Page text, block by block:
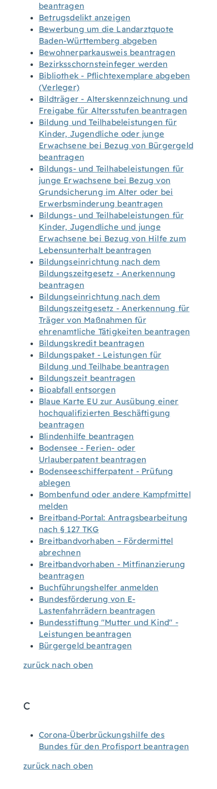
beantragen
Betrugsdelikt anzeigen
Bewerbung um die Landarztquote
Baden-Württemberg abgeben
Bewohnerparkausweis beantragen
Bezirksschornsteinfeger werden
Bibliothek - Pflichtexemplare abgeben
(Verleger)
Bildträger - Alterskennzeichnung und
Freigabe für Altersstufen beantragen
Bildung und Teilhabeleistungen für
Kinder, Jugendliche oder junge
Erwachsene bei Bezug von Bürgergeld
beantragen
Bildungs- und Teilhabeleistungen für
junge Erwachsene bei Bezug von
Grundsicherung im Alter oder bei
Erwerbsminderung beantragen
Bildungs- und Teilhabeleistungen für
Kinder, Jugendliche und junge
Erwachsene bei Bezug von Hilfe zum
Lebensunterhalt beantragen
Bildungseinrichtung nach dem
Bildungszeitgesetz - Anerkennung
beantragen
Bildungseinrichtung nach dem
Bildungszeitgesetz - Anerkennung für
Träger von Maßnahmen für
ehrenamtliche Tätigkeiten beantragen
Bildungskredit beantragen
Bildungspaket - Leistungen für
Bildung und Teilhabe beantragen
Bildungszeit beantragen
Bioabfall entsorgen
Blaue Karte EU zur Ausübung einer
hochqualifizierten Beschäftigung
beantragen
Blindenhilfe beantragen
Bodensee - Ferien- oder
Urlauberpatent beantragen
Bodenseeschifferpatent - Prüfung
ablegen
Bombenfund oder andere Kampfmittel
melden
Breitband-Portal: Antragsbearbeitung
nach § 127 TKG
Breitbandvorhaben – Fördermittel
abrechnen
Breitbandvorhaben - Mitfinanzierung
beantragen
Buchführungshelfer anmelden
Bundesförderung von E-
Lastenfahrrädern beantragen
Bundesstiftung "Mutter und Kind" -
Leistungen beantragen
Bürgergeld beantragen
zurück nach oben
C
Corona-Überbrückungshilfe des
Bundes für den Profisport beantragen
zurück nach oben